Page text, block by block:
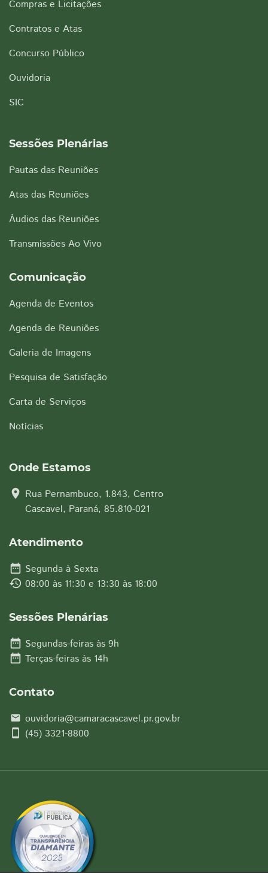
Compras e Licitações
Contratos e Atas
Concurso Público
Ouvidoria
SIC
Sessões Plenárias
Pautas das Reuniões
Atas das Reuniões
Áudios das Reuniões
Transmissões Ao Vivo
Comunicação
Agenda de Eventos
Agenda de Reuniões
Galeria de Imagens
Pesquisa de Satisfação
Carta de Serviços
Notícias
Onde Estamos
location_on Rua Pernambuco, 1.843, Centro
Cascavel, Paraná, 85.810-021
Atendimento
date_range Segunda à Sexta
history 08:00 às 11:30 e 13:30 às 18:00
Sessões Plenárias
date_range Segundas-feiras às 9h
date_range Terças-feiras às 14h
Contato
email ouvidoria@camaracascavel.pr.gov.br
smartphone (45) 3321-8800